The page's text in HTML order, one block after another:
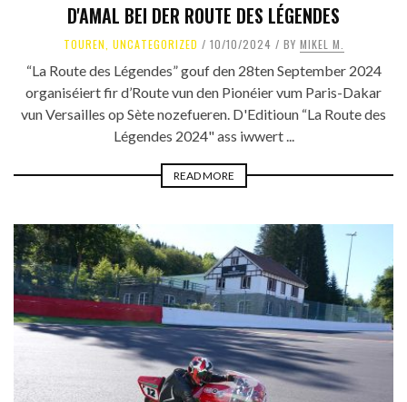
D'AMAL BEI DER ROUTE DES LÉGENDES
TOUREN UNCATEGORIZED 10/10/2024 BY MIKEL M.
“La Route des Légendes” gouf den 28ten September 2024
organiséiert fir d’Route vun den Pionéier vum Paris-Dakar
vun Versailles op Sète nozefueren. D'Editioun “La Route des
Légendes 2024" ass iwwert ...
READ MORE